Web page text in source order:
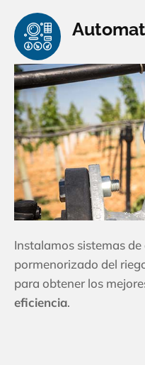
Instalamos sistemas
pormenorizado del
para obtener los
eficiencia.